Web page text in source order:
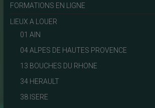
FORMATIONS EN LIGNE
LIEUX A LOUER
01 AIN
04 ALPES DE HAUTES PROVENCE
13 BOUCHES DU RHONE
34 HERAULT
38 ISERE